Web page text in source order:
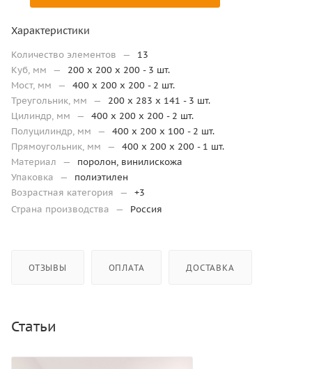
Характеристики
Количество элементов —
13
Куб, мм
—
200 x 200 x 200 - 3 шт.
Мост, мм
—
400 x 200 x 200 - 2 шт.
Треугольник, мм
—
200 x 283 x 141 - 3 шт.
Цилиндр, мм
—
400 x 200 x 200 - 2 шт.
Полуцилиндр, мм
—
400 x 200 x 100 - 2 шт.
Прямоугольник, мм
—
400 x 200 x 200 - 1 шт.
Материал
—
поролон, винилискожа
Упаковка
—
полиэтилен
Возрастная категория
—
+3
Страна производства
— Россия
ОТЗЫВЫ ОПЛАТА ДОСТАВКА
Статьи